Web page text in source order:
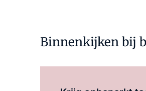
Binnenkijken bij